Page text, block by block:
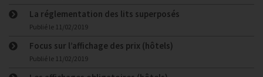
La réglementation des lits superposés
Publié le 11/02/2019
Focus sur l’affichage des prix (hôtels)
Publié le 11/02/2019